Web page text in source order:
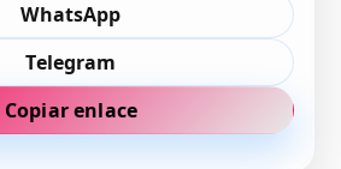
WhatsApp
Telegram
Copiar enlace